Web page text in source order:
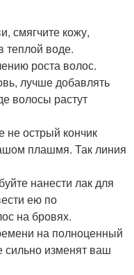
смягчите кожу,
теплой воде.
роста волос.
лучше добавлять
волосы растут
не острый кончик
плашмя. Так линия
нанести лак для
ею по
на бровях.
на полноценный
изменят ваш